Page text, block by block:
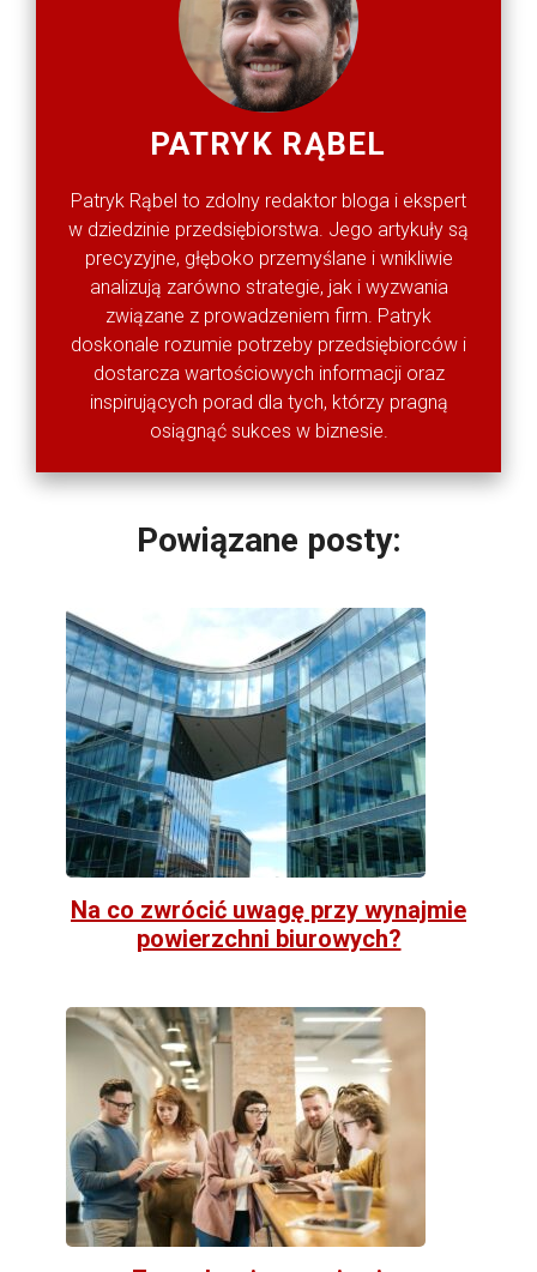
PATRYK RĄBEL
Patryk Rąbel to zdolny redaktor bloga i ekspert
w dziedzinie przedsiębiorstwa. Jego artykuły są
precyzyjne, głęboko przemyślane i wnikliwie
analizują zarówno strategie, jak i wyzwania
związane z prowadzeniem firm. Patryk
doskonale rozumie potrzeby przedsiębiorców i
dostarcza wartościowych informacji oraz
inspirujących porad dla tych, którzy pragną
osiągnąć sukces w biznesie.
Powiązane posty:
Na co zwrócić uwagę przy wynajmie
powierzchni biurowych?